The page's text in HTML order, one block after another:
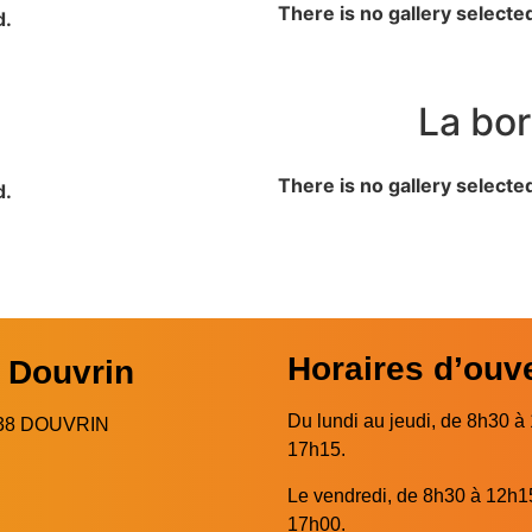
There is no gallery
La
There is no gallery
Douvrin
DOUVRIN
Horaires
Du lundi au jeudi, de 8h30
17h15.
Le vendredi, de 8h30 à
17h00.